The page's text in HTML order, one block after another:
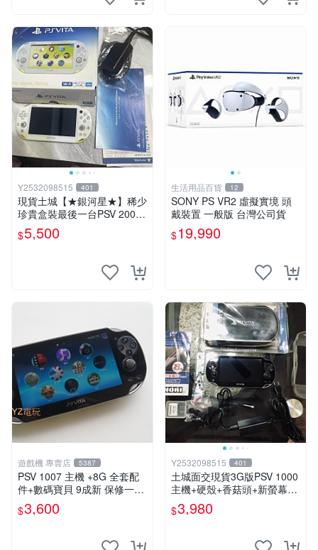
Y2532098515 401
現貨土城【★銀河星★】稀少
珍貴盒裝最後一台PSV 2000
主機.PSV2000 品質保證日版
可轉換中文
$5,500
生活用品百貨 12
SONY PS VR2 虛擬實境 頭
戴裝置 一般版 台灣公司貨
$19,990
遊戲機 專賣店 5387
PSV 1007 主機 +8G 全套配
件+數碼寶貝 9成新 保修一年
品質有保障 psvita
$3,600
Y2532098515 401
土城面交現貨3G版PSV 1000
主機+硬殼+香菇頭+新螢幕玻
璃貼+初音掛繩+可改機版本8
成新 一年保修如照片所有的
$3,980